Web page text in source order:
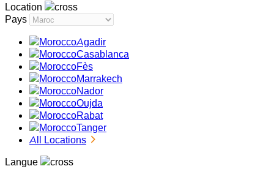
Location
Pays
Agadir
Casablanca
Fès
Marrakech
Nador
Oujda
Rabat
Tanger
All Locations
Langue